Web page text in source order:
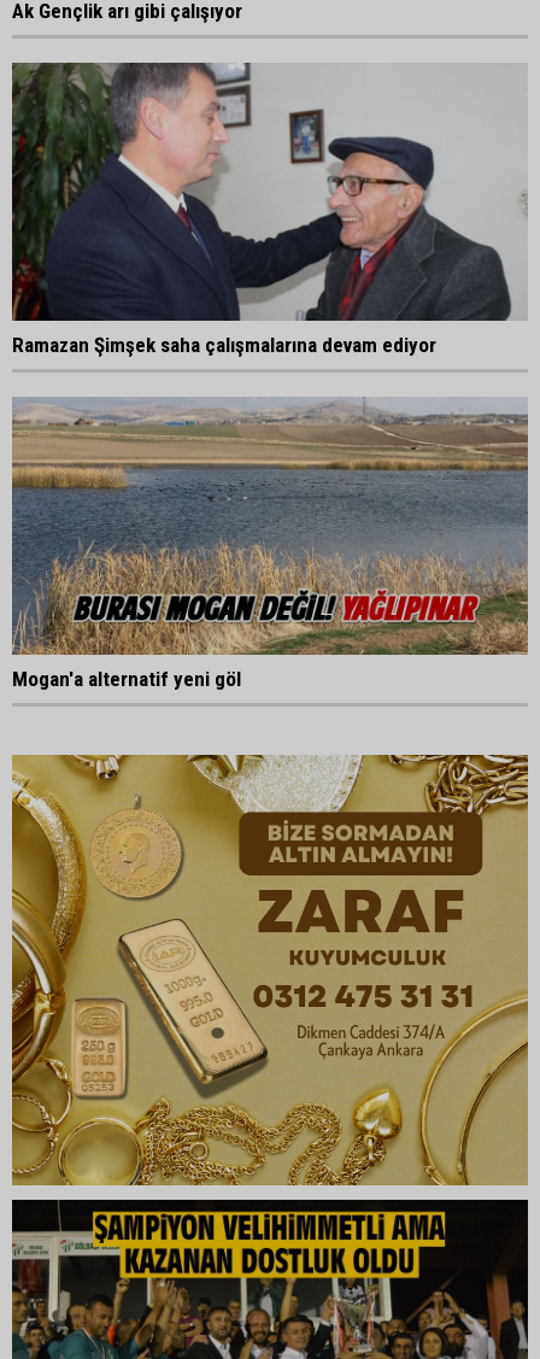
Ak Gençlik arı gibi çalışıyor
Ramazan Şimşek saha çalışmalarına devam ediyor
Mogan'a alternatif yeni göl